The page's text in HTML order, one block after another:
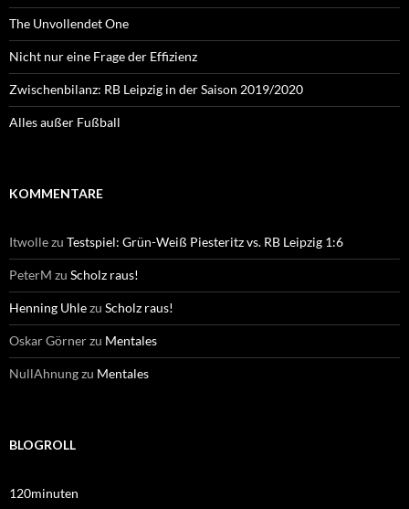
The Unvollendet One
Nicht nur eine Frage der Effizienz
Zwischenbilanz: RB Leipzig in der Saison 2019/2020
Alles außer Fußball
KOMMENTARE
Itwollezu Testspiel: Grün-Weiß Piesteritz vs. RB Leipzig 1:6
PeterM zu Scholz raus!
Henning Uhlezu Scholz raus!
Oskar Görnerzu Mentales
NullAhnungzu Mentales
BLOGROLL
120minuten